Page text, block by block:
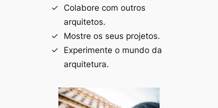
Colabore com outros
arquitetos.
Mostre os seus projetos.
Experimente o mundo da
arquitetura.